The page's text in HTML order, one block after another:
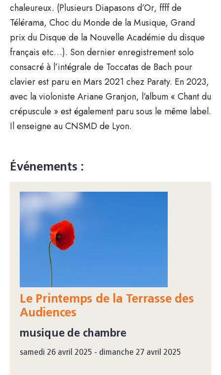
chaleureux. (Plusieurs Diapasons d’Or, ffff de
Télérama, Choc du Monde de la Musique, Grand
prix du Disque de la Nouvelle Académie du disque
français etc…). Son dernier enregistrement solo
consacré à l’intégrale de Toccatas de Bach pour
clavier est paru en Mars 2021 chez Paraty. En 2023,
avec la violoniste Ariane Granjon, l’album « Chant du
crépuscule » est également paru sous le même label.
Il enseigne au CNSMD de Lyon.
Événements :
Le Printemps de la Terrasse des
Audiences
musique de chambre
samedi 26 avril 2025 - dimanche 27 avril 2025